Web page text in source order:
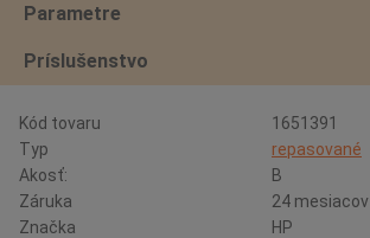
Parametre
Príslušenstvo
Kód tovaru
1651391
Typ
repasované
Akosť:
B
Záruka
24 mesiacov
Značka
HP